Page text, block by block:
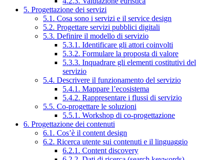
5. Progettazione dei servizi
5.1. Cosa sono i servizi e il service design
5.2. Progettare servizi pubblici digitali
5.3. Definire il modello di servizio
5.3.1. Identificare gli attori coinvolti
5.3.2. Formulare la proposta di valore
5.3.3. Inquadrare gli elementi costitutivi del
servizio
5.4. Descrivere il funzionamento del servizio
5.4.1. Mappare l’ecosistema
5.4.2. Rappresentare i flussi di servizio
5.5. Co-progettare le soluzioni
5.5.1. Workshop di co-progettazione
6. Progettazione dei contenuti
6.1. Cos’è il content design
6.2. Ricerca utente sui contenuti e il linguaggio
6.2.1. Content discovery